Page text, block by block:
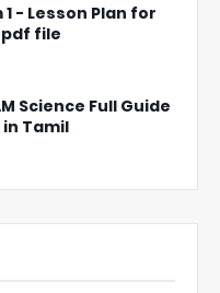
- Lesson Plan for
pdf file
Science Full Guide
in Tamil